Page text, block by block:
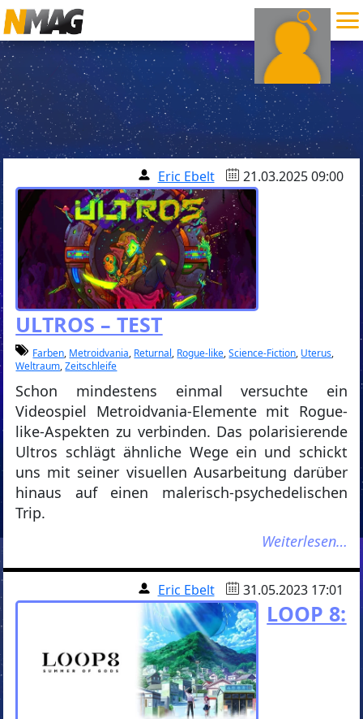
Eric Ebelt 21.03.2025 09:00
ULTROS – TEST
Farben, Metroidvania, Returnal, Rogue-like,Science-Fiction, Uterus,
Weltraum,Zeitschleife
Schon mindestens einmal versuchte ein
Videospiel Metroidvania-Elemente mit Rogue-
like-Aspekten zu verbinden. Das polarisierende
Ultros schlägt ähnliche Wege ein und schickt
uns mit seiner visuellen Ausarbeitung darüber
hinaus auf einen malerisch-psychedelischen
Trip.
Weiterlesen…
Eric Ebelt 31.05.2023 17:01
LOOP 8: